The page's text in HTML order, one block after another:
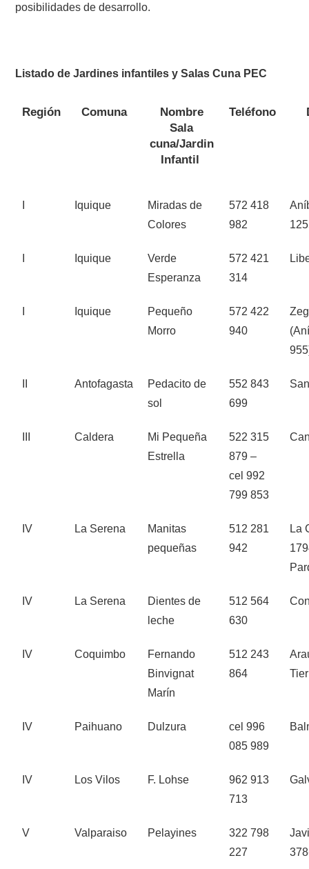
posibilidades de desarrollo.
Listado de Jardines infantiles y Salas Cuna PEC
Región Comuna
Nombre
Sala
cuna/Jardin
Infantil
Teléfono
Iquique
Miradas de
Colores
572 418
982
Iquique
Verde
Esperanza
572 421
314
Iquique
Pequeño
Morro
572 422
940
Antofagasta
Pedacito de
sol
552 843
699
Caldera
Mi Pequeña
Estrella
522 315
879 –
cel 992
799 853
IV La Serena
Manitas
pequeñas
512 281
942
La
IV La Serena
Dientes de
leche
512 564
630
IV Coquimbo
Fernando
Binvignat
Marín
512 243
864
IV Paihuano Dulzura
cel 996
085 989
IV Los Vilos F. Lohse
962 913
713
V Valparaiso Pelayines
322 798
227